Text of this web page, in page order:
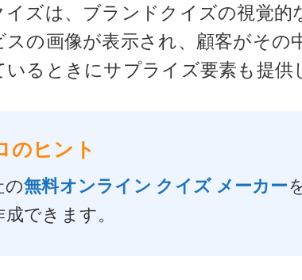
イズは、ブランドクイズの視覚
スの画像が表示され、顧客がそ
いるときにサプライズ要素も提供
のヒント
の無料オンライン クイズ メーカー
成できます。